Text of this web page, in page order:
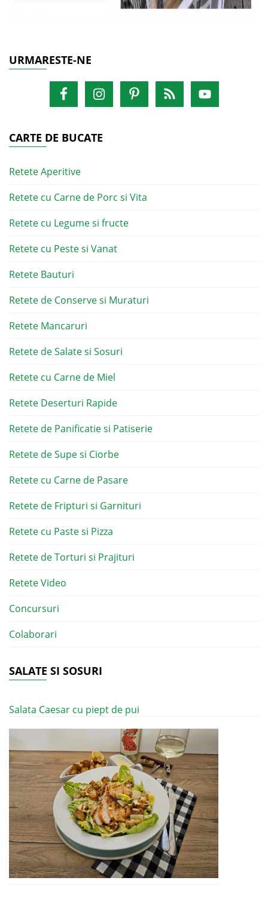
URMARESTE-NE
CARTE DE BUCATE
Retete Aperitive
Retete cu Carne de Porc si Vita
Retete cu Legume si fructe
Retete cu Peste si Vanat
Retete Bauturi
Retete de Conserve si Muraturi
Retete Mancaruri
Retete de Salate si Sosuri
Retete cu Carne de Miel
Retete Deserturi Rapide
Retete de Panificatie si Patiserie
Retete de Supe si Ciorbe
Retete cu Carne de Pasare
Retete de Fripturi si Garnituri
Retete cu Paste si Pizza
Retete de Torturi si Prajituri
Retete Video
Concursuri
Colaborari
SALATE SI SOSURI
Salata Caesar cu piept de pui